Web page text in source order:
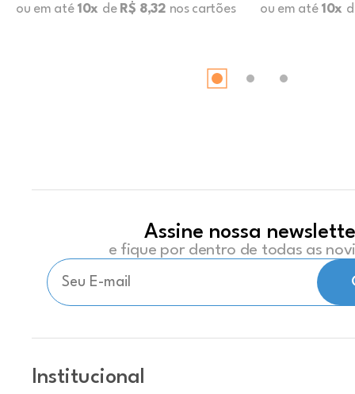
ou em até 10x de R$ 8,32 nos cartões
ou em até 10x
Assine nossa
e fique por dentro de todas as
Institucional